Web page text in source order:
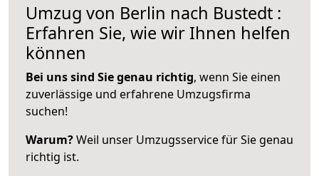
Umzug von Berlin nach Bustedt :
Erfahren Sie, wie wir Ihnen helfen
können
Bei uns sind Sie genau richtig, wenn Sie einen
zuverlässige und erfahrene Umzugsfirma
suchen!
Warum?Weil unser Umzugsservice für Sie genau
richtig ist.